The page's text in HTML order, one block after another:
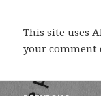
This site uses
your comment